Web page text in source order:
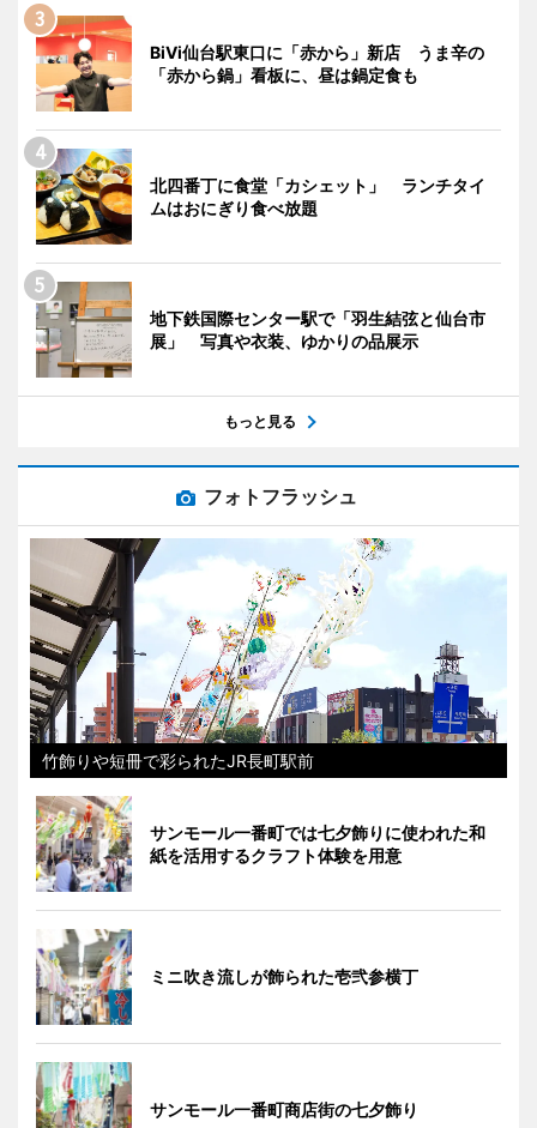
BiVi仙台駅東口に「赤から」新店 うま辛の
「赤から鍋」看板に、昼は鍋定食も
北四番丁に食堂「カシェット」 ランチタイ
ムはおにぎり食べ放題
地下鉄国際センター駅で「羽生結弦と仙台市
展」 写真や衣装、ゆかりの品展示
もっと見る
フォトフラッシュ
竹飾りや短冊で彩られたJR長町駅前
サンモール一番町では七夕飾りに使われた和
紙を活用するクラフト体験を用意
ミニ吹き流しが飾られた壱弐参横丁
サンモール一番町商店街の七夕飾り